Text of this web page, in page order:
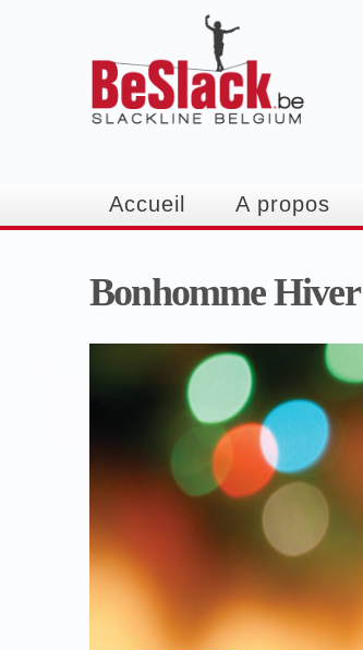
Accueil A propos
Bonhomme Hiver